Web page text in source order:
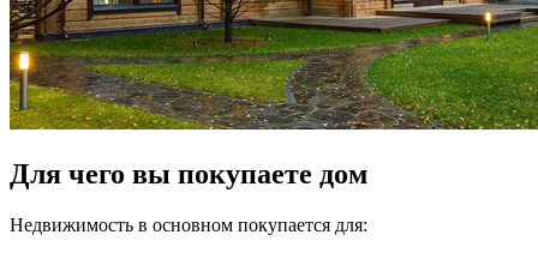
Для чего вы покупаете дом
Недвижимость в основном покупается для: